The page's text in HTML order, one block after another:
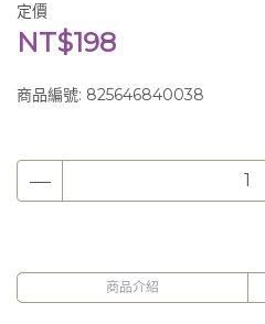
定價
NT$198
商品編號: 825646840038
商品介紹